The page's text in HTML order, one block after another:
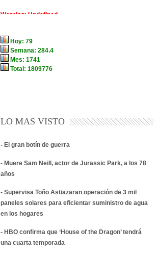
LO MAS VISTO
- El gran botín de guerra
- Muere Sam Neill, actor de Jurassic Park, a los 78
años
- Supervisa Toño Astiazaran operación de 3 mil
paneles solares para eficientar suministro de agua
en los hogares
- HBO confirma que ‘House of the Dragon’ tendrá
una cuarta temporada